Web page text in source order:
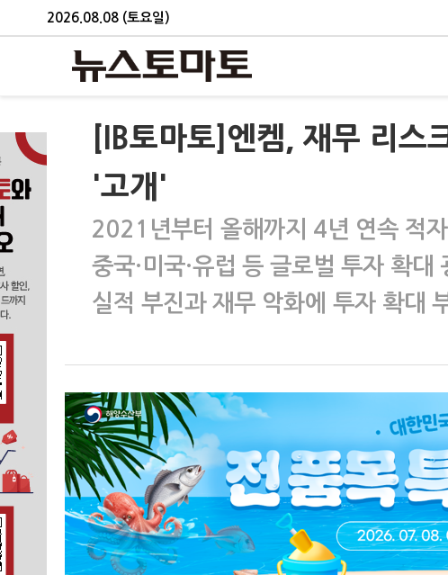
2026.08.08 (토요일)
[IB토마토]엔켐, 재무 리
'고개'
2021년부터 올해까지 4년 연속 적
중국·미국·유럽 등 글로벌 투자 확대
실적 부진과 재무 악화에 투자 확대